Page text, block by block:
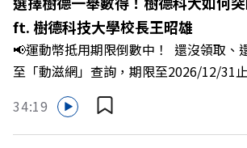
少一點」？🔺 面對AI時代的職涯焦慮，如
分權拿回手裡？ +++++📓《透視職場冰
>>>https://bookzone.cwgv.com.tw/
慶遠見40歲生日！手速搶下破天荒的獨
>>>https://gvmkt.pse.is/9e5pbz✨關注
群：LINE：https://reurl.cc/A4ELQpIG：
ft. 樹德科技大學校長王昭雄
📢運動幣抵用期限倒數中！ 還沒領取、
至「動滋網」查詢，期限至2026/12/31
哪裡使用嗎？ 上「動滋網」【合作店家
多家合作業者任你選，馬上來找適用地
https://fstry.pse.is/9epct2 —— 以上為
34:19